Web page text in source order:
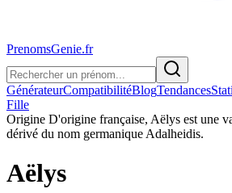
PrenomsGenie.fr
GénérateurCompatibilitéBlogTendances
Fille
Origine D'origine française, Aëlys est une
dérivé du nom germanique Adalheidis.
Aëlys